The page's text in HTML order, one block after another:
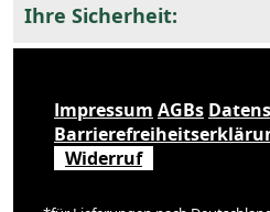
Ihre Sicherheit:
Impressum AGBs
Widerruf